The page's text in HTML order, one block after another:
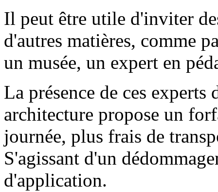
Il peut être utile d'inviter
d'autres matières, comme
un musée, un expert en
La présence de ces
architecture propose un
journée, plus frais de
S'agissant d'un
d'application.